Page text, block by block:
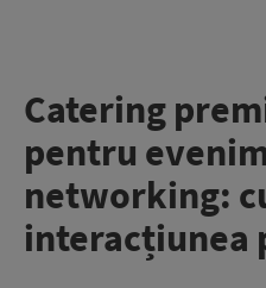
Catering
pentru
networking:
interacțiunea